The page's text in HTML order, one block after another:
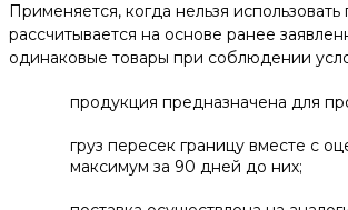
Применяется, когда нельзя
рассчитывается на основе ранее
одинаковые товары при соблюдении
продукция предназначена для
груз пересек границу вместе с
максимум за 90 дней до них;